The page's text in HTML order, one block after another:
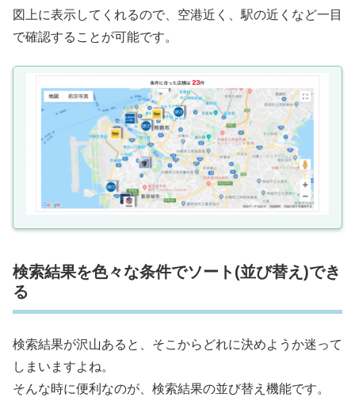
図上に表示してくれるので、空港近く、駅の近くなど一目
で確認することが可能です。
検索結果を色々な条件でソート(並び替え)でき
る
検索結果が沢山あると、そこからどれに決めようか迷って
しまいますよね。
そんな時に便利なのが、検索結果の並び替え機能です。